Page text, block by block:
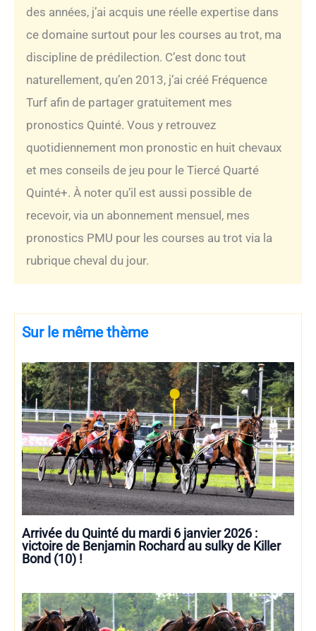
des années, j’ai acquis une réelle expertise dans
ce domaine surtout pour les courses au trot, ma
discipline de prédilection. C’est donc tout
naturellement, qu’en 2013, j’ai créé Fréquence
Turf afin de partager gratuitement mes
pronostics Quinté. Vous y retrouvez
quotidiennement mon pronostic en huit chevaux
et mes conseils de jeu pour le Tiercé Quarté
Quinté+. À noter qu’il est aussi possible de
recevoir, via un abonnement mensuel, mes
pronostics PMU pour les courses au trot via la
rubrique cheval du jour.
Sur le même thème
Arrivée du Quinté du mardi 6 janvier 2026 :
victoire de Benjamin Rochard au sulky de Killer
Bond (10) !